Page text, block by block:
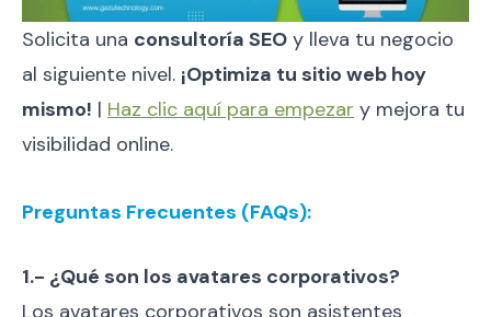
Solicita una consultoría SEO y lleva tu negocio
al siguiente nivel. ¡Optimiza tu sitio web hoy
mismo! | Haz clic aquí para empezar y mejora tu
visibilidad online.
Preguntas Frecuentes (FAQs):
1.- ¿Qué son los avatares corporativos?
Los avatares corporativos son asistentes